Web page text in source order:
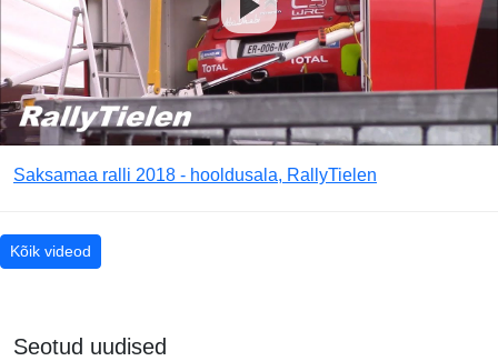
Saksamaa ralli 2018 - hooldusala, RallyTielen
Kõik videod
Seotud uudised